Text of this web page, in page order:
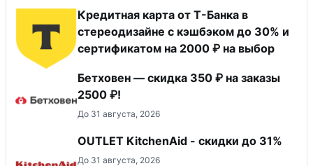
Кредитная карта от Т-Банка в
стереодизайне с кэшбэком до 30% и
сертификатом на 2000 ₽ на выбор
Бетховен — скидка 350 ₽ на заказы
2500 ₽!
До 31 августа, 2026
OUTLET KitchenAid - скидки до 31%
До 31 августа, 2026